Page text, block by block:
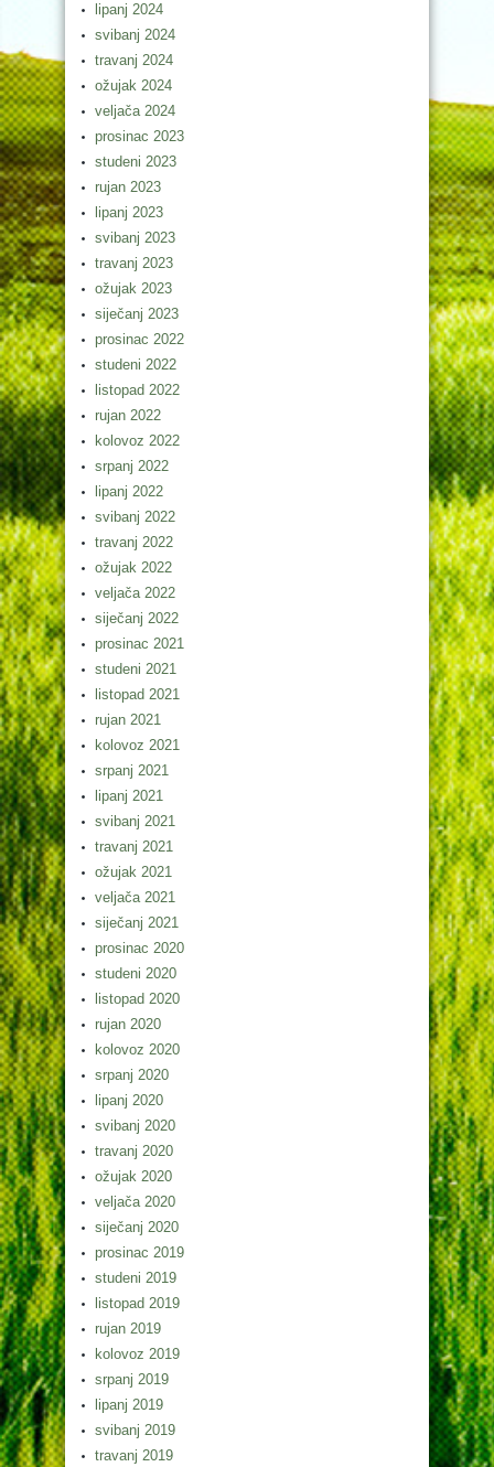
lipanj 2024
svibanj 2024
travanj 2024
ožujak 2024
veljača 2024
prosinac 2023
studeni 2023
rujan 2023
lipanj 2023
svibanj 2023
travanj 2023
ožujak 2023
siječanj 2023
prosinac 2022
studeni 2022
listopad 2022
rujan 2022
kolovoz 2022
srpanj 2022
lipanj 2022
svibanj 2022
travanj 2022
ožujak 2022
veljača 2022
siječanj 2022
prosinac 2021
studeni 2021
listopad 2021
rujan 2021
kolovoz 2021
srpanj 2021
lipanj 2021
svibanj 2021
travanj 2021
ožujak 2021
veljača 2021
siječanj 2021
prosinac 2020
studeni 2020
listopad 2020
rujan 2020
kolovoz 2020
srpanj 2020
lipanj 2020
svibanj 2020
travanj 2020
ožujak 2020
veljača 2020
siječanj 2020
prosinac 2019
studeni 2019
listopad 2019
rujan 2019
kolovoz 2019
srpanj 2019
lipanj 2019
svibanj 2019
travanj 2019